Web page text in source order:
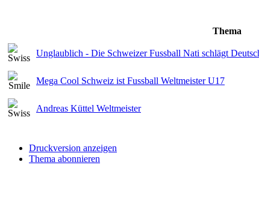
Thema
Unglaublich - Die Schweizer Fussball Nati schlägt
Mega Cool Schweiz ist Fussball Weltmeister U17
Andreas Küttel Weltmeister
Druckversion anzeigen
Thema abonnieren